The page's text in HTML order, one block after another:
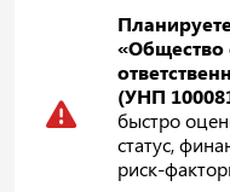
«Общество
(УНП
быстро
статус,
риск-